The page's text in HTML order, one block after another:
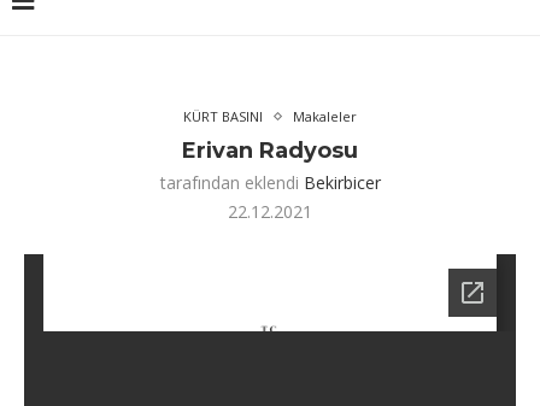
KÜRT BASINI Makaleler
Erivan Radyosu
tarafından eklendi Bekirbicer
22.12.2021